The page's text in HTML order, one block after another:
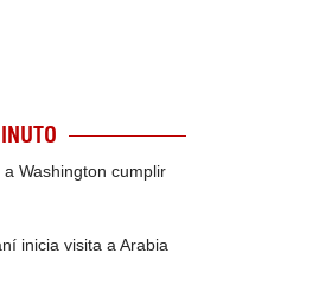
Washington cumplir
inicia visita a Arabia